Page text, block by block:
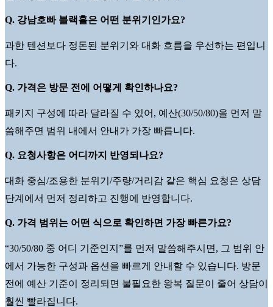
Q. 강남호빠 블랙홀은 어떤 분위기인가요?
과한 텐션보다 정돈된 분위기와 대화 흐름을 우선하는 편입니
다.
Q. 가격은 방문 전에 어떻게 확인하나요?
패키지 구성에 따라 달라질 수 있어, 예산(30/50/80)을 먼저 말
씀해주면 범위 내에서 안내가 가장 빠릅니다.
Q. 요청사항은 어디까지 반영되나요?
대화 중심/조용한 분위기/주량/거리감 같은 핵심 요청은 상담
단계에서 먼저 정리하고 진행에 반영합니다.
Q. 가격 범위는 어떤 식으로 확인하면 가장 빠른가요?
“30/50/80 중 어디 기준인지”를 먼저 말씀해주시면, 그 범위 안
에서 가능한 구성과 옵션을 빠르게 안내할 수 있습니다. 방문
전에 예산 기준이 정리되면 불필요한 왕복 질문이 줄어 상담이
훨씬 빨라집니다.